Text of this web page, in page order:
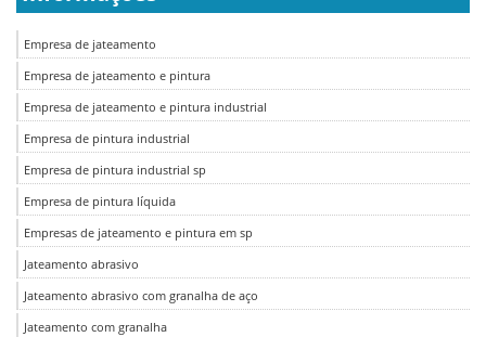
Empresa de jateamento
Empresa de jateamento e pintura
Empresa de jateamento e pintura industrial
Empresa de pintura industrial
Empresa de pintura industrial sp
Empresa de pintura líquida
Empresas de jateamento e pintura em sp
Jateamento abrasivo
Jateamento abrasivo com granalha de aço
Jateamento com granalha